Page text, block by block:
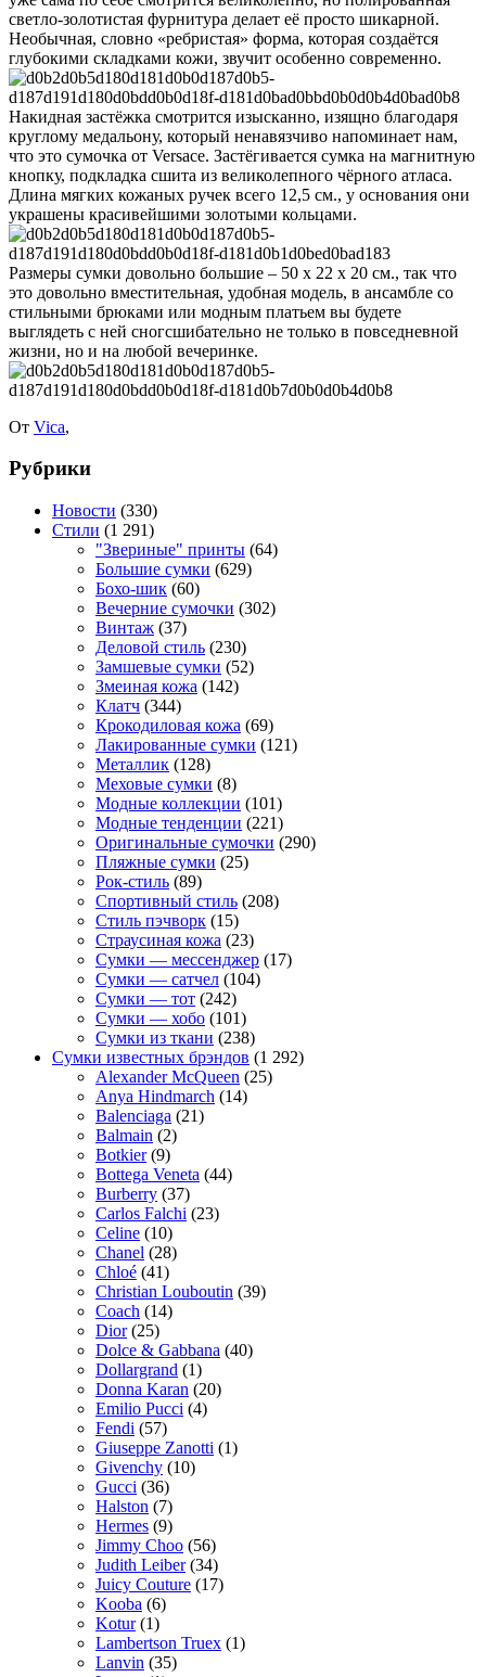
светло-золотистая фурнитура делает её просто шикарной.
Необычная, словно «ребристая» форма, которая создаётся
глубокими складками кожи, звучит особенно современно.
Накидная застёжка смотрится изысканно, изящно благодаря
круглому медальону, который ненавязчиво напоминает нам,
что это сумочка от Versace. Застёгивается сумка на магнитную
кнопку, подкладка сшита из великолепного чёрного атласа.
Длина мягких кожаных ручек всего 12,5 см., у основания они
украшены красивейшими золотыми кольцами.
Размеры сумки довольно большие – 50 х 22 х 20 см., так что
это довольно вместительная, удобная модель, в ансамбле со
стильными брюками или модным платьем вы будете
выглядеть с ней сногсшибательно не только в повседневной
жизни, но и на любой вечеринке.
От Vica,
Рубрики
Новости (330)
Стили (1 291)
"Звериные" принты (64)
Большие сумки (629)
Бохо-шик (60)
Вечерние сумочки (302)
Винтаж (37)
Деловой стиль (230)
Замшевые сумки (52)
Змеиная кожа (142)
Клатч (344)
Крокодиловая кожа (69)
Лакированные сумки (121)
Металлик (128)
Меховые сумки (8)
Модные коллекции (101)
Модные тенденции (221)
Оригинальные сумочки (290)
Пляжные сумки (25)
Рок-стиль (89)
Спортивный стиль (208)
Стиль пэчворк (15)
Страусиная кожа (23)
Сумки — мессенджер (17)
Сумки — сатчел (104)
Сумки — тот (242)
Сумки — хобо (101)
Сумки из ткани (238)
Сумки известных брэндов (1 292)
Alexander McQueen (25)
Anya Hindmarch (14)
Balenciaga (21)
Balmain (2)
Botkier(9)
Bottega Veneta (44)
Burberry (37)
Carlos Falchi (23)
Celine (10)
Chanel (28)
Chloé (41)
Christian Louboutin (39)
Coach (14)
Dior(25)
Dolce & Gabbana (40)
Dollargrand (1)
Donna Karan (20)
Emilio Pucci (4)
Fendi (57)
Giuseppe Zanotti (1)
Givenchy (10)
Gucci (36)
Halston (7)
Hermes (9)
Jimmy Choo (56)
Judith Leiber(34)
Juicy Couture (17)
Kooba (6)
Kotur(1)
Lambertson Truex (1)
Lanvin (35)